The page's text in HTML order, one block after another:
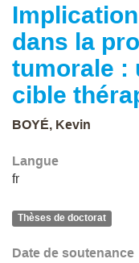
dans la
tumorale :
cible
BOYÉ, Kevin
Langue
fr
Thèses de doctorat
Date de soutenance